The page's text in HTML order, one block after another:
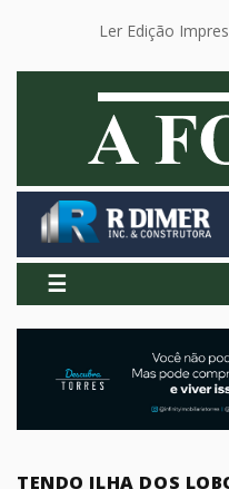
Ler Edição
☰
TENDO ILHA DOS